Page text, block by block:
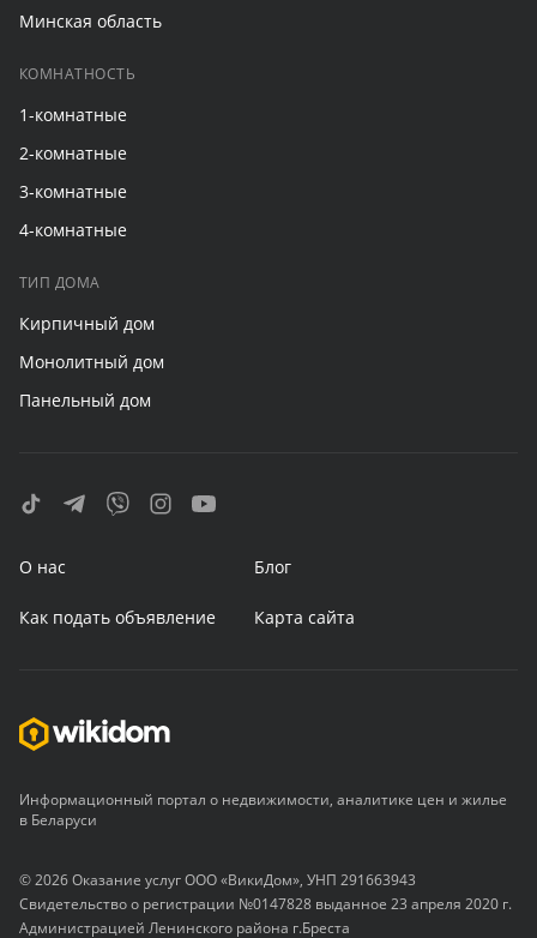
Минская область
КОМНАТНОСТЬ
1-комнатные
2-комнатные
3-комнатные
4-комнатные
ТИП ДОМА
Кирпичный дом
Монолитный дом
Панельный дом
О нас Блог
Как подать объявление Карта сайта
Информационный портал о недвижимости, аналитике цен и жилье
в Беларуси
© 2026 Оказание услуг ООО «ВикиДом», УНП 291663943
Свидетельство о регистрации №0147828 выданное 23 апреля 2020 г.
Администрацией Ленинского района г.Бреста